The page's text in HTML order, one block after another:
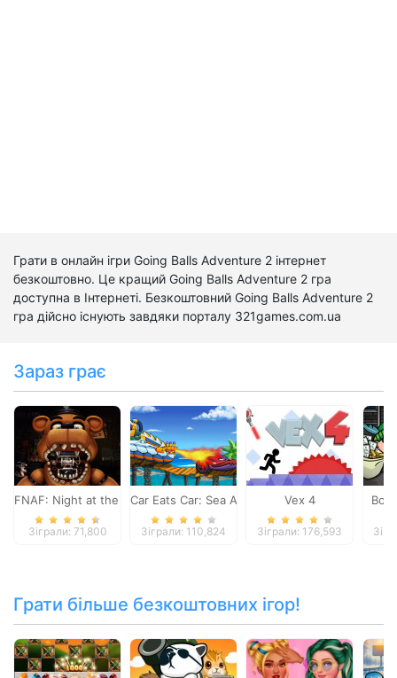
Грати в онлайн ігри Going Balls Adventure 2 інтернет
безкоштовно. Це кращий Going Balls Adventure 2 гра
доступна в Інтернеті. Безкоштовний Going Balls Adventure 2
гра дійсно існують завдяки порталу 321games.com.ua
Зараз грає
FNAF: Night at the Dentist
Зіграли: 71,800
Car Eats Car: Sea Adventure
Зіграли: 110,824
Vex 4
Зіграли: 176,593
Bob
Грати більше безкоштовних ігор!